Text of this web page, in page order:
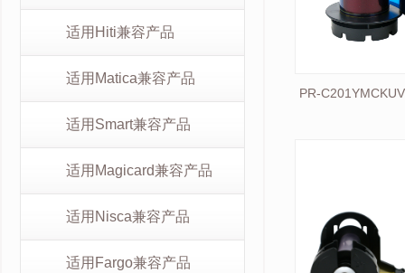
适用Hiti兼容产品
适用Matica兼容产品
适用Smart兼容产品
适用Magicard兼容产品
适用Nisca兼容产品
适用Fargo兼容产品
PR-